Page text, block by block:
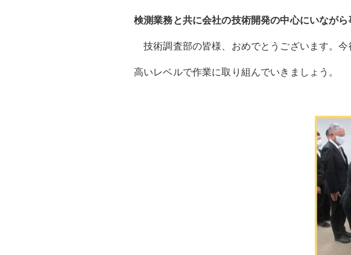
検測業務と共に会社の技術開発の中心にいなが
技術調査部の皆様、おめでとうございます。今
高いレベルで作業に取り組んでいきましょう。